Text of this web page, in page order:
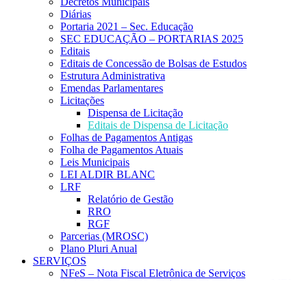
Diárias
Portaria 2021 – Sec. Educação
SEC EDUCAÇÃO – PORTARIAS 2025
Editais
Editais de Concessão de Bolsas de Estudos
Estrutura Administrativa
Emendas Parlamentares
Licitações
Dispensa de Licitação
Editais de Dispensa de Licitação
Folhas de Pagamentos Antigas
Folha de Pagamentos Atuais
Leis Municipais
LEI ALDIR BLANC
LRF
Relatório de Gestão
RRO
RGF
Parcerias (MROSC)
Plano Pluri Anual
SERVIÇOS
NFeS – Nota Fiscal Eletrônica de Serviços